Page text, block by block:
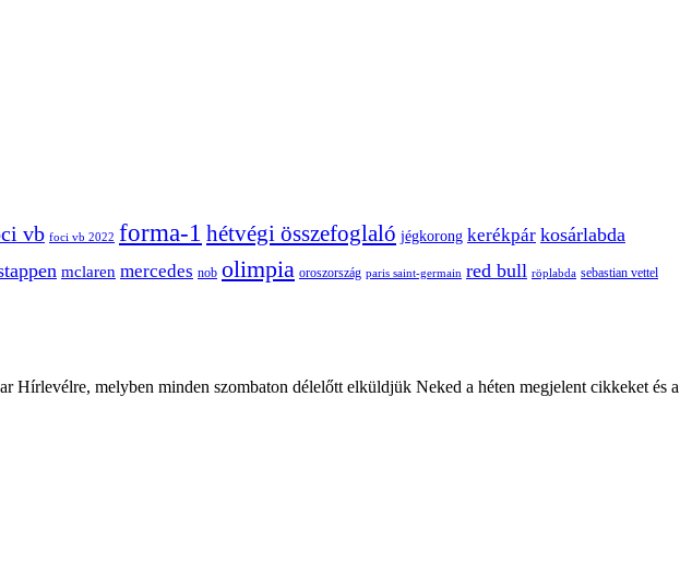
vb foci vb 2022 forma-1 hétvégi összefoglaló jégkorong kerékpár kosárlabda
mclaren mercedes nob olimpia oroszország paris saint-germain red bull röplabda sebastian vettel
Hírlevélre, melyben minden szombaton délelőtt elküldjük Neked a héten megjelent cikkeket és a